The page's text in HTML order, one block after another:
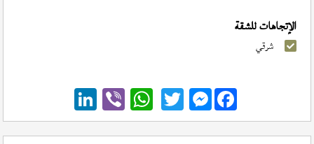
الإتجاهات للشقة
شرقي
Messenger